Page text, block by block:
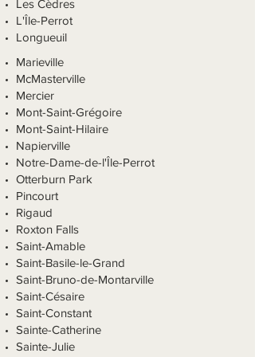
Les Cèdres
L'Île-Perrot
Longueuil
Marieville
McMasterville
Mercier
Mont-Saint-Grégoire
Mont-Saint-Hilaire
Napierville
Notre-Dame-de-l'Île-Perrot
Otterburn Park
Pincourt
Rigaud
Roxton Falls
Saint-Amable
Saint-Basile-le-Grand
Saint-Bruno-de-Montarville
Saint-Césaire
Saint-Constant
Sainte-Catherine
Sainte-Julie